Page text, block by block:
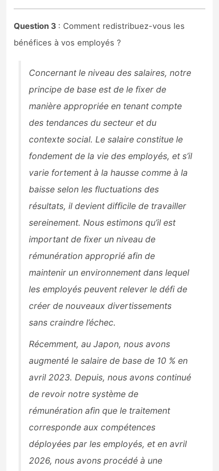
Question 3 : Comment redistribuez-vous les
bénéfices à vos employés ?
Concernant le niveau des salaires, notre
principe de base est de le fixer de
manière appropriée en tenant compte
des tendances du secteur et du
contexte social. Le salaire constitue le
fondement de la vie des employés, et s’il
varie fortement à la hausse comme à la
baisse selon les fluctuations des
résultats, il devient difficile de travailler
sereinement. Nous estimons qu’il est
important de fixer un niveau de
rémunération approprié afin de
maintenir un environnement dans lequel
les employés peuvent relever le défi de
créer de nouveaux divertissements
sans craindre l’échec.
Récemment, au Japon, nous avons
augmenté le salaire de base de 10 % en
avril 2023. Depuis, nous avons continué
de revoir notre système de
rémunération afin que le traitement
corresponde aux compétences
déployées par les employés, et en avril
2026, nous avons procédé à une